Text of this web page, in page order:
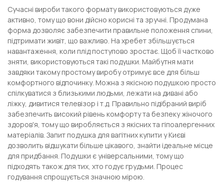
Сучасні вироби такого формату використовуються дуже
активно, тому що вони дійсно корисні та зручні. Продумана
форма дозволяє забезпечити правильне положення спини,
підтримати живіт, що важливо. На хребет збільшується
навантаження, коли плід поступово зростає. Щоб її частково
зняти, використовуються такі подушки. Майбутня мати
завдяки такому простому виробу отримує все для більш
комфортного відпочинку. Можна з якісною подушкою просто
спілкуватися з близькими людьми, лежати на дивані або
ліжку, дивитися телевізор і т.д. Правильно підібраний виріб
забезпечить високий рівень комфорту та безпеку жіночого
здоров'я, тому що виробляється з якісних та гіпоалергенних
матеріалів. Запит подушка для вагітних купити у Києві
дозволить відшукати більше цікавого, знайти ідеальне місце
для придбання. Подушки є універсальними, тому що
підходять також для тих, хто годує грудьми. Процес
годування спрощується значною мірою.